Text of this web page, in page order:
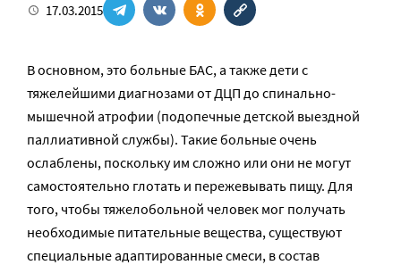
17.03.2015
В основном, это больные БАС, а также дети с
тяжелейшими диагнозами от ДЦП до спинально-
мышечной атрофии (подопечные детской выездной
паллиативной службы). Такие больные очень
ослаблены, поскольку им сложно или они не могут
самостоятельно глотать и пережевывать пищу. Для
того, чтобы тяжелобольной человек мог получать
необходимые питательные вещества, существуют
специальные адаптированные смеси, в состав